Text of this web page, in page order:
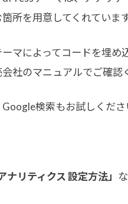
所を用意してくれています
マによってコードを埋め
社のマニュアルでご確認
検索もお試しくださ
ナリティクス 設定方法」